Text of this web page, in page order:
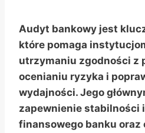
Audyt bankowy jest
które pomaga
utrzymaniu zgodności z
ocenianiu ryzyka i
wydajności. Jego
zapewnienie stabilności
finansowego banku oraz